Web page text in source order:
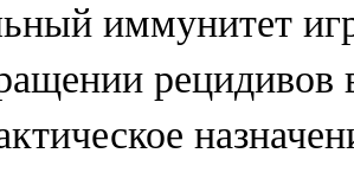
иммунитет